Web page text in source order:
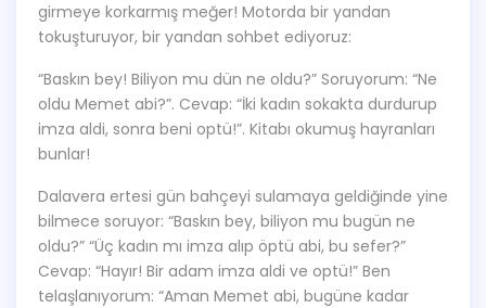
girmeye korkarmış meğer! Motorda bir yandan
tokuşturuyor, bir yandan sohbet ediyoruz:
“Baskın bey! Biliyon mu dün ne oldu?” Soruyorum: “Ne
oldu Memet abi?”. Cevap: “İki kadın sokakta durdurup
imza aldi, sonra beni optü!”. Kitabı okumuş hayranları
bunlar!
Dalavera ertesi gün bahçeyi sulamaya geldiğinde yine
bilmece soruyor: “Baskın bey, biliyon mu bugün ne
oldu?” “Üç kadın mı imza alıp öptü abi, bu sefer?”
Cevap: “Hayır! Bir adam imza aldi ve optü!” Ben
telaşlanıyorum: “Aman Memet abi, bugüne kadar